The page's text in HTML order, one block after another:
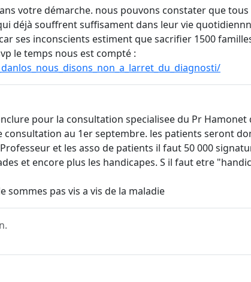
votre démarche. nous pouvons constater que
déjà souffrent suffisament dans leur vie
ses inconscients estiment que sacrifier 1500
le temps nous est compté :
pour la consultation specialisee du Pr
au 1er septembre. les patients seront
et les asso de patients il faut 50 000
et encore plus les handicapes. S il faut etre
pas vis a vis de la maladie